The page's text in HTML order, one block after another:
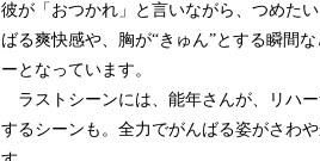
彼が「おつかれ」と言いながら、つめた
ばる爽快感や、胸が“きゅん”とする瞬間
ーとなっています。
ラストシーンには、能年さんが、リハー
するシーンも。全力でがんばる姿がさわ